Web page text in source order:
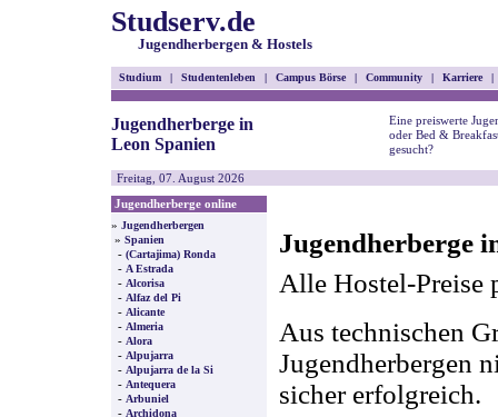
Studserv.de
Jugendherbergen & Hostels
Studium | Studentenleben | Campus Börse | Community | Karriere |
Jugendherberge in
Leon Spanien
Eine preiswerte
oder Bed &
gesucht?
Freitag, 07. August 2026
Jugendherberge online
» Jugendherbergen
» Spanien
- (Cartajima) Ronda
- A Estrada
- Alcorisa
- Alfaz del Pi
- Alicante
- Almeria
- Alora
- Alpujarra
- Alpujarra de la Si
- Antequera
- Arbuniel
- Archidona
Jugendherberge
Alle Hostel-Preise
Aus technischen
Jugendherbergen
sicher erfolgreich.